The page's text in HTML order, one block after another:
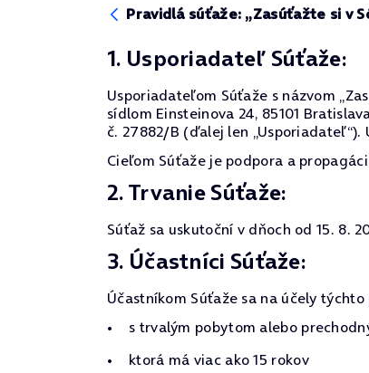
Pravidlá súťaže: „Zasúťažte si v
1. Usporiadateľ Súťaže:
Usporiadateľom Súťaže s názvom
sídlom Einsteinova 24, 85101
č. 27882/B (ďalej len
Cieľom Súťaže je podpora a
2. Trvanie Súťaže:
Súťaž sa uskutoční v dňoch od 15. 8.
3. Účastníci Súťaže:
Účastníkom Súťaže sa na účely
s trvalým pobytom alebo
ktorá má viac ako 15 rokov